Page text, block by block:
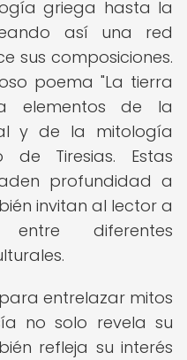
griega hasta la
así una red
sus composiciones.
poema "La tierra
elementos de la
y de la mitología
Tiresias. Estas
profundidad a
invitan al lector a
entre diferentes
entrelazar mitos
no solo revela su
refleja su interés